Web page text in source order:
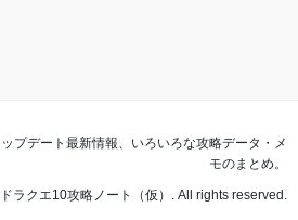
プデート最新情報、いろいろな攻略データ・メ
モのまとめ。
ドラクエ10攻略ノート（仮） . All rights reserved.